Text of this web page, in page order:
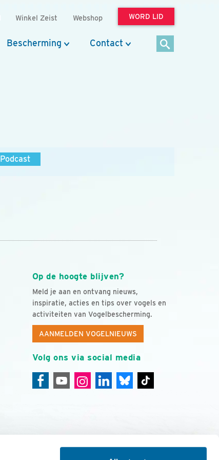
Winkel Zeist Webshop WORD LID
Bescherming Contact
Podcast
Op de hoogte blijven?
Meld je aan en ontvang nieuws,
inspiratie, acties en tips over vogels en
activiteiten van Vogelbescherming.
AANMELDEN VOGELNIEUWS
Volg ons via social media